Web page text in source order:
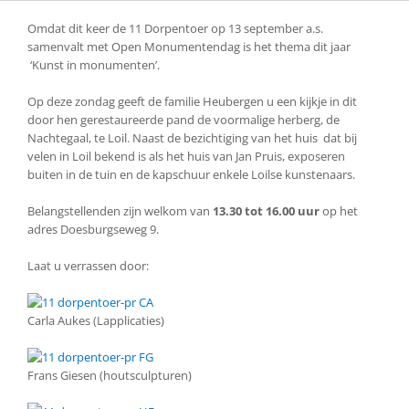
Omdat dit keer de 11 Dorpentoer op 13 september a.s.
samenvalt met Open Monumentendag is het thema dit jaar
‘Kunst in monumenten’.
Op deze zondag geeft de familie Heubergen u een kijkje in dit
door hen gerestaureerde pand de voormalige herberg, de
Nachtegaal, te Loil. Naast de bezichtiging van het huis dat bij
velen in Loil bekend is als het huis van Jan Pruis, exposeren
buiten in de tuin en de kapschuur enkele Loilse kunstenaars.
Belangstellenden zijn welkom van 13.30 tot 16.00 uurop het
adres Doesburgseweg 9.
Laat u verrassen door:
Carla Aukes (Lapplicaties)
Frans Giesen (houtsculpturen)